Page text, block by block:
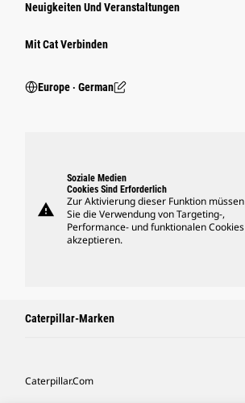
Neuigkeiten Und Veranstaltungen
Mit Cat Verbinden
Europe ‧ German
warning
Soziale Medien
Cookies Sind Erforderlich
Zur Aktivierung dieser Funktion müssen
Sie die Verwendung von Targeting-,
Performance- und funktionalen Cookies
akzeptieren.
Caterpillar-Marken
Caterpillar.com